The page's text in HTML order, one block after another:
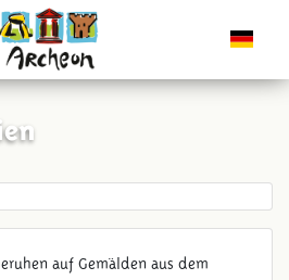
auf Gemälden aus dem